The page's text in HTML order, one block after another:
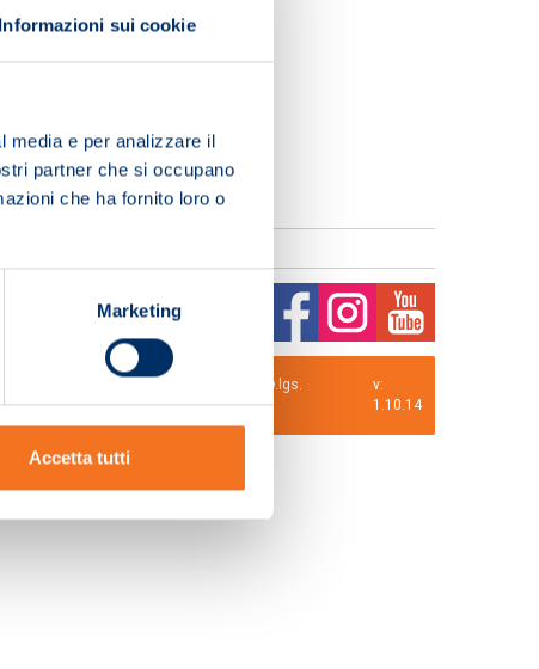
Informazioni sui cookie
media e per analizzare il
partner che si occupano
che ha fornito loro o
Marketing
Accetta tutti
i.v. La Società adotta il Codice Etico D.lgs.
v:
1.10.14